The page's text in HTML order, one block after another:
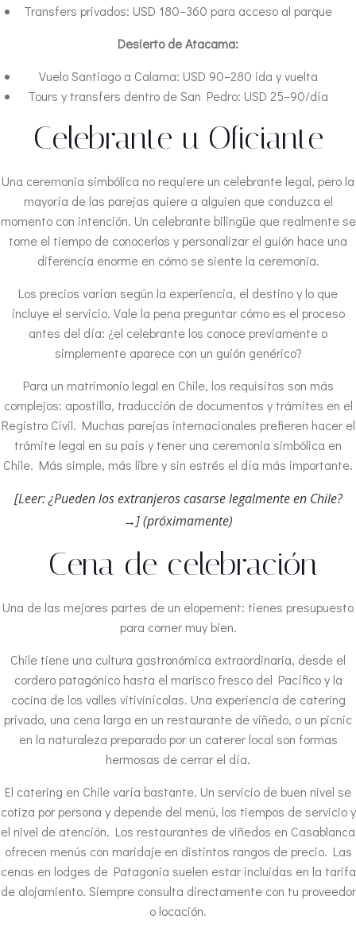
Transfers privados: USD 180–360 para acceso al parque
Desierto de Atacama:
Vuelo Santiago a Calama: USD 90–280 ida y vuelta
Tours y transfers dentro de San Pedro: USD 25–90/día
Celebrante u Oficiante
Una ceremonia simbólica no requiere un celebrante legal, pero la
mayoría de las parejas quiere a alguien que conduzca el
momento con intención. Un celebrante bilingüe que realmente se
tome el tiempo de conocerlos y personalizar el guión hace una
diferencia enorme en cómo se siente la ceremonia.
Los precios varían según la experiencia, el destino y lo que
incluye el servicio. Vale la pena preguntar cómo es el proceso
antes del día: ¿el celebrante los conoce previamente o
simplemente aparece con un guión genérico?
Para un matrimonio legal en Chile, los requisitos son más
complejos: apostilla, traducción de documentos y trámites en el
Registro Civil. Muchas parejas internacionales prefieren hacer el
trámite legal en su país y tener una ceremonia simbólica en
Chile. Más simple, más libre y sin estrés el día más importante.
[Leer: ¿Pueden los extranjeros casarse legalmente en Chile?
→](próximamente)
️ Cena de celebración
Una de las mejores partes de un elopement: tienes presupuesto
para comer muy bien.
Chile tiene una cultura gastronómica extraordinaria, desde el
cordero patagónico hasta el marisco fresco del Pacífico y la
cocina de los valles vitivinícolas. Una experiencia de catering
privado, una cena larga en un restaurante de viñedo, o un picnic
en la naturaleza preparado por un caterer local son formas
hermosas de cerrar el día.
El catering en Chile varía bastante. Un servicio de buen nivel se
cotiza por persona y depende del menú, los tiempos de servicio y
el nivel de atención. Los restaurantes de viñedos en Casablanca
ofrecen menús con maridaje en distintos rangos de precio. Las
cenas en lodges de Patagonia suelen estar incluidas en la tarifa
de alojamiento. Siempre consulta directamente con tu proveedor
o locación.